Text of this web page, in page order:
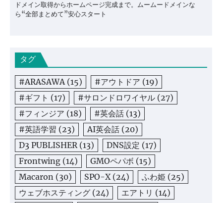
ドメイン取得からホームページ完成まで。ムームードメインな
ら“全部まとめて”安心スタート
タグ
#ARASAWA(15) #アウトドア (19)
#ギフト (17) #サロンドロワイヤル (27)
#フィンジア (18) #英会話 (13)
#英語学習 (23) AI英会話 (20)
D3 PUBLISHER(13) DNS設定 (17)
Frontwing (14) GMOペパボ (15)
Macaron (30) SPO-X(24) ふわ姫 (25)
ウェブホスティング (24) エアトリ (14)